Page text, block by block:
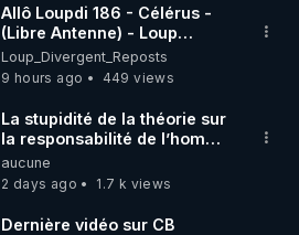
Allô Loupdi 186 - Célérus -
(Libre Antenne) - Loup
Divergent 2026.08.06
Loup_Divergent_Reposts
9 hours ago
449 views
La stupidité de la théorie sur
la responsabilité de l’homme
concernant le dioxyde de
carbone.
aucune
2 days ago
1.7 k views
Dernière vidéo sur CB